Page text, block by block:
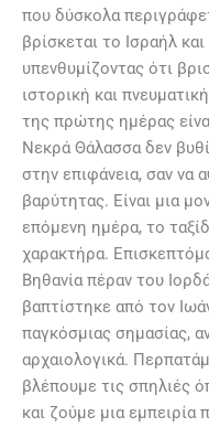
που δύσκολα
βρίσκεται το Ισραήλ
υπενθυμίζοντας ότι
ιστορική και
της πρώτης ημέρας
Νεκρά Θάλασσα δεν
στην επιφάνεια, σαν
βαρύτητας. Είναι μια
επόμενη ημέρα, το
χαρακτήρα.
Βηθανία πέραν του
βαπτίστηκε από τον
παγκόσμιας σημασίας,
αρχαιολογικά.
βλέπουμε τις σπηλιές
και ζούμε μια